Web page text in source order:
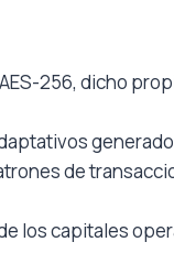
256, dicho
de
los capitales